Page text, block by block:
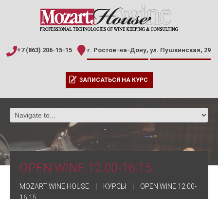
+7 (863) 206-15-15 г. Ростов-на-Дону, ул. Пушкинская, 29
ЗАПИСАТЬСЯ НА КУРС
OPEN WINE 12.00-16.15
MOZART WINE HOUSE КУРСЫ
OPEN WINE 12.00-